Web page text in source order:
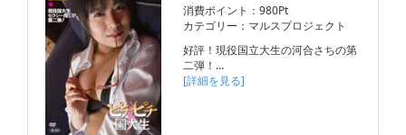
消費ポイント：980Pt
カテゴリー：マルスプロジェクト
好評！現役国立大生の河合さちの第
二弾！…
[詳細を見る]